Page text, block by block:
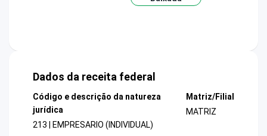
Dados da receita federal
Código e descrição da natureza
jurídica
213 | EMPRESARIO (INDIVIDUAL)
Matriz/Filial
MATRIZ